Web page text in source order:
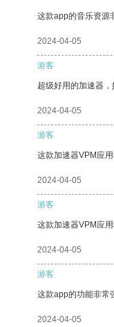
这款app的音乐资源
2024-04-05
游客
超级好用的加速器
2024-04-05
游客
这款加速器VPM应
2024-04-05
游客
这款加速器VPM应
2024-04-05
游客
这款app的功能非常
2024-04-05